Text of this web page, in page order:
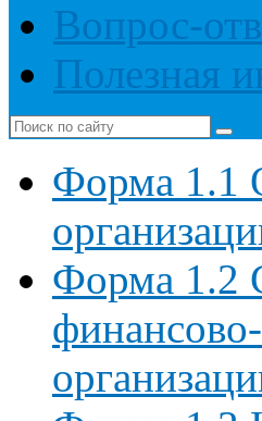
Вопрос-
Полезная
Форма 1.1
Форма 1.2